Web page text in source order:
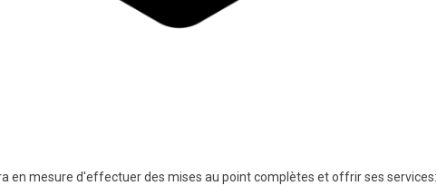
en mesure d'effectuer des mises au point complètes et offrir ses services: